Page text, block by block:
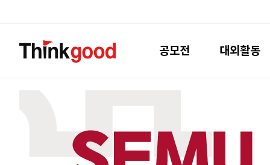
공모전 대외활동